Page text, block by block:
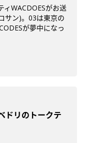
ィWACDOESがお送
サン)。03は東京の
が夢中になっ
ドリのトークテ